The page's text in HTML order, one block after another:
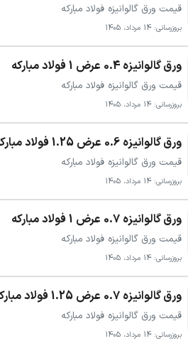
قیمت ورق گالوانیزه فولاد مبارکه
بروزرسانی: 14 مرداد، 1405
ورق گالوانیزه 0.4 عرض 1 فولاد مبارکه
قیمت ورق گالوانیزه فولاد مبارکه
بروزرسانی: 14 مرداد، 1405
ورق گالوانیزه 0.6 عرض 1.25 فولاد مبارکه
قیمت ورق گالوانیزه فولاد مبارکه
بروزرسانی: 14 مرداد، 1405
ورق گالوانیزه 0.7 عرض 1 فولاد مبارکه
قیمت ورق گالوانیزه فولاد مبارکه
بروزرسانی: 14 مرداد، 1405
ورق گالوانیزه 0.7 عرض 1.25 فولاد مبارکه
قیمت ورق گالوانیزه فولاد مبارکه
بروزرسانی: 14 مرداد، 1405